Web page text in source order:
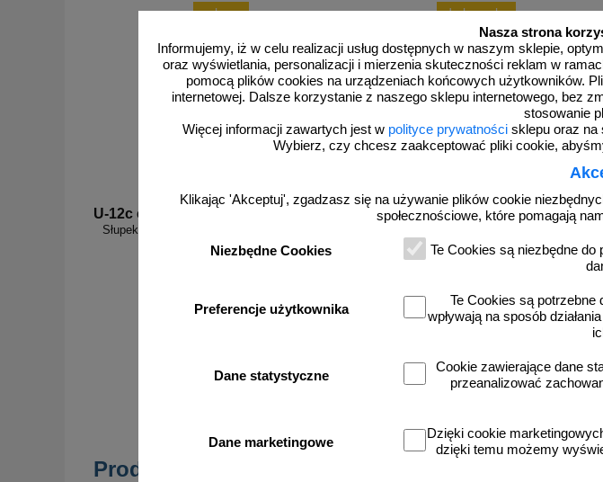
Nasza strona
Informujemy, iż w celu realizacji usług dostępnych w naszym sklepie,
oraz wyświetlania, personalizacji i mierzenia skuteczności reklam w
pomocą plików cookies na urządzeniach końcowych użytkowników.
internetowej. Dalsze korzystanie z naszego sklepu internetowego, bez
stosowanie
Więcej informacji zawartych jest w polityce prywatności sklepu oraz na
Wybierz, czy chcesz zaakceptować pliki cookie,
Klikając 'Akceptuj', zgadzasz się na używanie plików cookie
społecznościowe, które pomagają
Niezbędne Cookies
Te Cookies są niezbędne do
Preferencje użytkownika
Te Cookies są
wpływają na sposób
Dane statystyczne
Cookie zawierające dane
przeanalizować
Dane marketingowe
Dzięki cookie
dzięki temu możemy
zobacz do koszyka
U-12c cz-z
Słupek parkingowy blokujący U-12c | PCV, 80
cm, na stopie, żółto-czarny
121,00 zł netto
U-12c zielony
cm, na stopie, elastyczny, uchylny, zielony
zobacz
Produkty popularne